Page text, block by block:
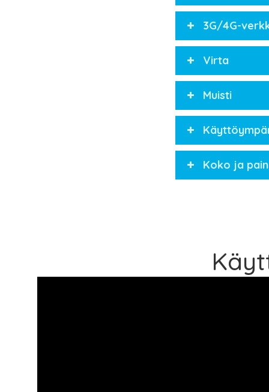
3G/4G-
Virta
Muisti
Koko ja